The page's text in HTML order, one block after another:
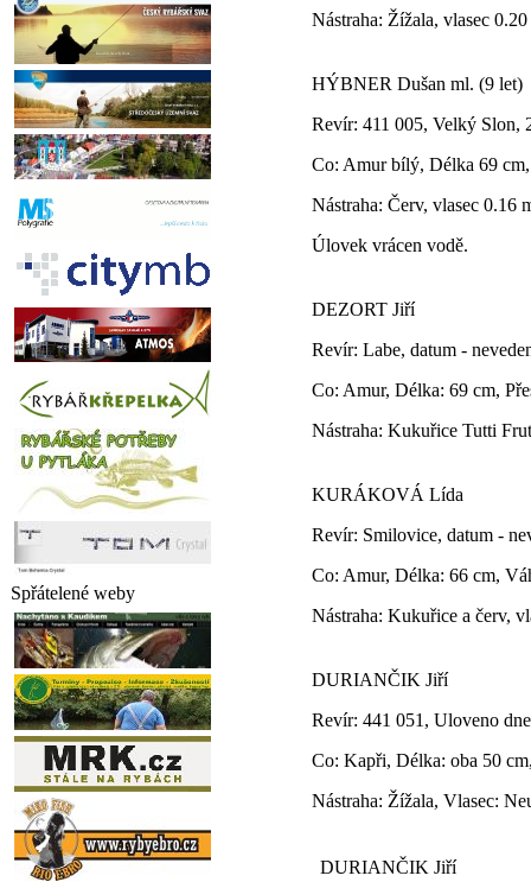
Spřátelené weby
Nástraha: Žížala, vlasec
HÝBNER Dušan ml. (9 let)
Revír: 411 005, Velký Slon,
Co: Amur bílý, Délka 69
Nástraha: Červ, vlasec 0.16
Úlovek vrácen vodě.
DEZORT Jiří
Revír: Labe, datum -
Co: Amur, Délka: 69 cm,
Nástraha: Kukuřice Tutti
KURÁKOVÁ Lída
Revír: Smilovice, datum -
Co: Amur, Délka: 66 cm,
Nástraha: Kukuřice a červ,
DURIANČIK Jiří
Revír: 441 051, Uloveno
Co: Kapři, Délka: oba 50
Nástraha: Žížala, Vlasec:
DURIANČIK Jiří